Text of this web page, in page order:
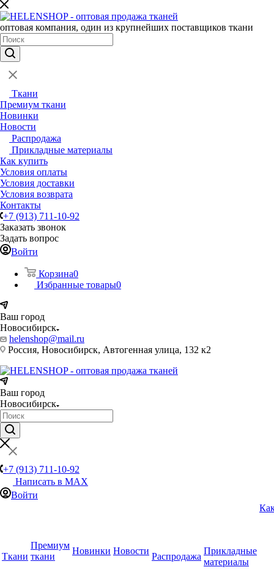
оптовая компания, один из крупнейших поставщиков ткани
Ткани
Премиум ткани
Новинки
Новости
Распродажа
Прикладные материалы
Как купить
Условия оплаты
Условия доставки
Условия возврата
Контакты
+7 (913) 711-10-92
Заказать звонок
Задать вопрос
Войти
Корзина0
Избранные товары0
Ваш город
Новосибирск
helenshop@mail.ru
Россия, Новосибирск, Автогенная улица, 132 к2
Ваш город
Новосибирск
+7 (913) 711-10-92
Написать в MAX
Войти
Ткани
Премиум
ткани
Новинки Новости
Распродажа
Прикладные
материалы